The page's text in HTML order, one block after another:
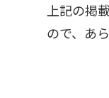
上記の掲
ので、あ